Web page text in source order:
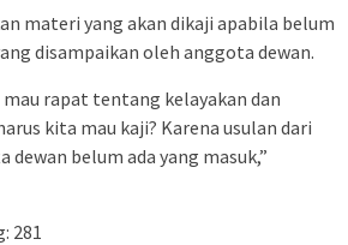
materi yang akan dikaji apabila belum
disampaikan oleh anggota dewan.
rapat tentang kelayakan dan
kita mau kaji? Karena usulan dari
belum ada yang masuk,”
281